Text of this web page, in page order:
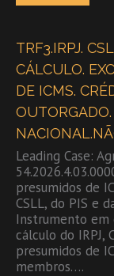
TRF3.IRPJ.
CÁLCULO.
DE ICMS.
Leading Case:
presumidos de
CSLL, do PIS e
Instrumento em
cálculo do IRPJ,
presumidos de
membros….